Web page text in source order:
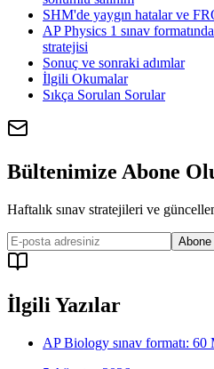
SHM'de yaygın hatalar ve
AP Physics 1 sınav
stratejisi
Sonuç ve sonraki adımlar
İlgili Okumalar
Sıkça Sorulan Sorular
Bültenimize Abone
Haftalık sınav stratejileri ve
Abone
İlgili Yazılar
AP Biology sınav formatı: 60